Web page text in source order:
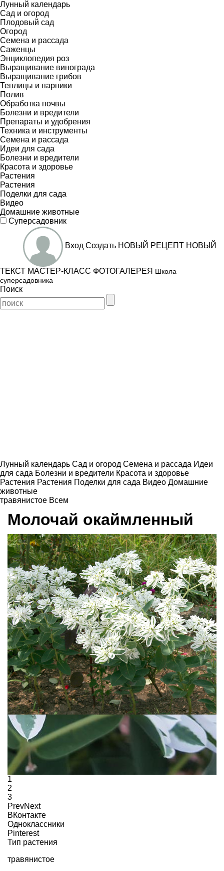
Лунный календарь
Сад и огород
Плодовый сад
Огород
Семена и рассада
Саженцы
Энциклопедия роз
Выращивание винограда
Выращивание грибов
Теплицы и парники
Полив
Обработка почвы
Болезни и вредители
Препараты и удобрения
Техника и инструменты
Семена и рассада
Идеи для сада
Болезни и вредители
Красота и здоровье
Растения
Растения
Поделки для сада
Видео
Домашние животные
Суперсадовник
Вход Создать НОВЫЙ РЕЦЕПТ НОВЫЙ
ТЕКСТ МАСТЕР-КЛАСС ФОТОГАЛЕРЕЯ Школа
суперсадовника
Поиск
Лунный календарь Сад и огород Семена и рассада Идеи
для сада Болезни и вредители Красота и здоровье
Растения Растения Поделки для сада Видео Домашние
животные
травянистое Всем
Молочай окаймленный
1
2
3
PrevNext
ВКонтакте
Одноклассники
Pinterest
Тип растения
травянистое